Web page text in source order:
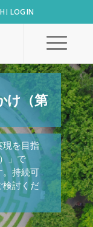
LOG IN
け（第
を目指
」で
持続可
討くだ